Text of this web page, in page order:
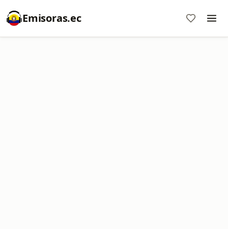
Emisoras.ec